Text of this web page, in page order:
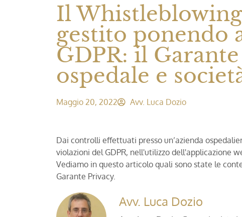
Il Whistleblowing
gestito ponendo
GDPR: il
ospedale e
Maggio 20, 2022 Avv. Luca Dozio
Dai controlli effettuati presso un’azienda
violazioni del GDPR, nell'utilizzo dell'applicazione
Vediamo in questo articolo quali sono state le
Garante Privacy.
Avv. Luca Dozio